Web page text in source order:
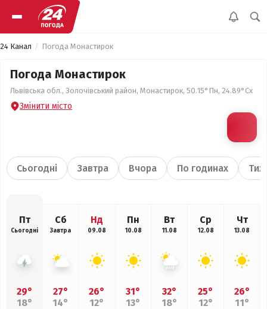
24 Канал Погода Монастирок
Погода Монастирок
Львівська обл., Золочівський район, Монастирок, 50.15°Пн, 24.89°Сх
Змінити місто
Сьогодні Завтра Вчора По годинах
Пт
Сьогодні
29°
18°
Сб
Завтра
27°
14°
Нд
09.08
26°
12°
Пн
10.08
31°
13°
Вт
11.08
32°
18°
Ср
12.08
25°
12°
Чт
13.08
26°
11°